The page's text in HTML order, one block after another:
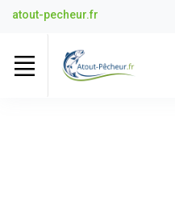
atout-pecheur.fr